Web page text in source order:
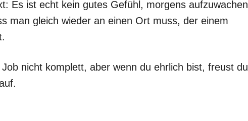
Es ist echt kein gutes Gefühl, morgens aufzuwachen
man gleich wieder an einen Ort muss, der einem
nicht komplett, aber wenn du ehrlich bist, freust du